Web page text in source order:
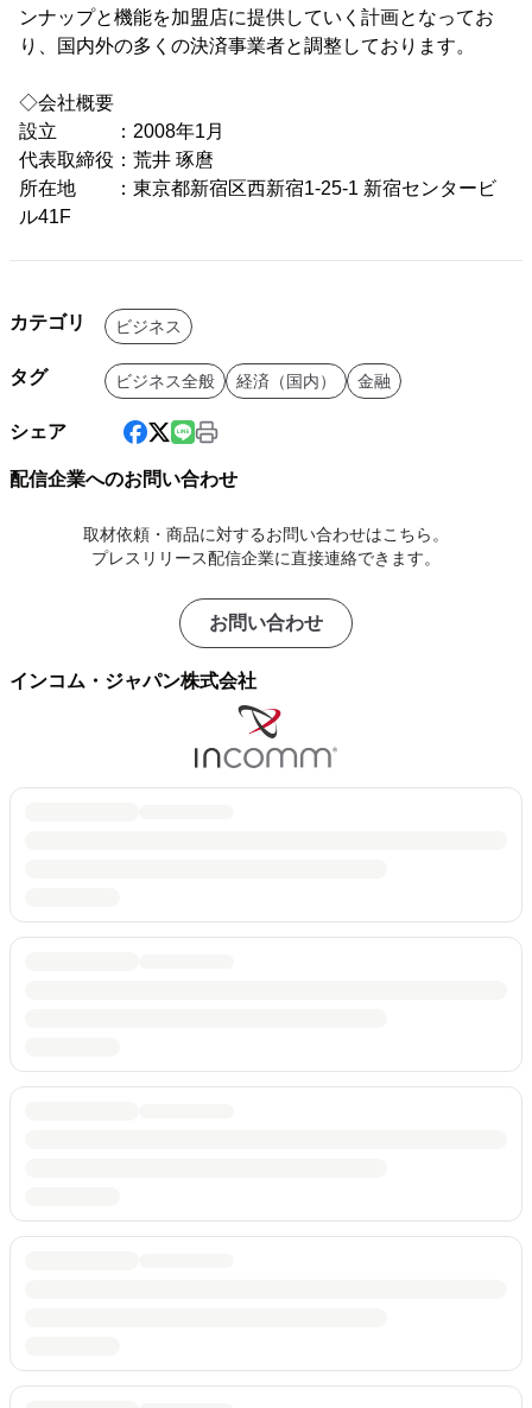
ンナップと機能を加盟店に提供していく計画となってお
り、国内外の多くの決済事業者と調整しております。
◇会社概要
設立 ：2008年1月
代表取締役：荒井 琢麿
所在地 ：東京都新宿区西新宿1-25-1 新宿センタービ
ル41F
カテゴリ ビジネス
タグ ビジネス全般 経済（国内） 金融
シェア
配信企業へのお問い合わせ
取材依頼・商品に対するお問い合わせはこちら。
プレスリリース配信企業に直接連絡できます。
お問い合わせ
インコム・ジャパン株式会社